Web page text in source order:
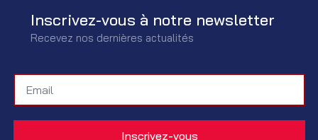
Inscrivez-vous à notre newsletter
Recevez nos dernières actualités